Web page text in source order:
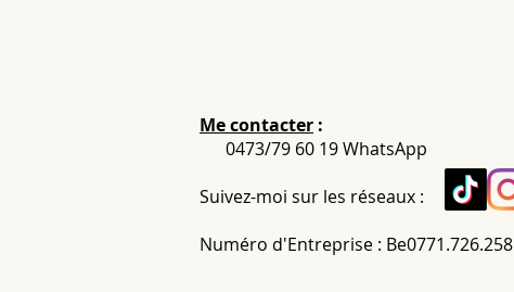
Me contacter :
0473/79 60 19 WhatsApp
Suivez-moi sur les réseaux :
Numéro d'Entreprise : Be0771.726.258